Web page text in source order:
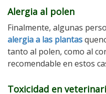
Alergia al polen
Finalmente, algunas
alergia a las plantas
tanto al polen, como al
recomendable en estos
Toxicidad en